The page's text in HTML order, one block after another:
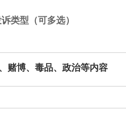
类型（可多选）
赌博、毒品、政治等内容